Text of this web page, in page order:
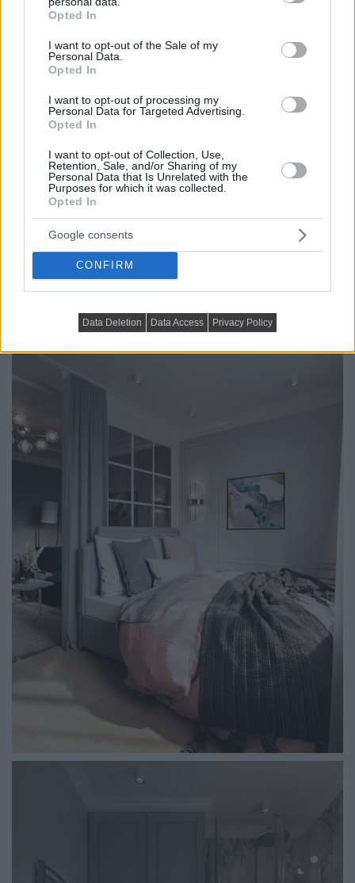
grant or deny consent to Google and its third-party tags to
use your data for below specified purposes in below Google
consent section.
Opted In
I want to opt-out of the Sale of my
Personal Data.
Opted In
I want to opt-out of processing my
Personal Data for Targeted Advertising.
Opted In
I want to opt-out of Collection, Use,
Retention, Sale, and/or Sharing of my
Personal Data that Is Unrelated with the
Purposes for which it was collected.
Opted In
Google consents
CONFIRM
Data Deletion Data Access Privacy Policy